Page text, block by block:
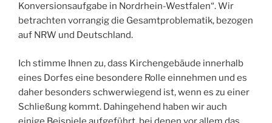
Konversionsaufgabe in Nordrhein-Westfalen“. Wir
betrachten vorrangig die Gesamtproblematik, bezogen
auf NRW und Deutschland.
Ich stimme Ihnen zu, dass Kirchengebäude innerhalb
eines Dorfes eine besondere Rolle einnehmen und es
daher besonders schwerwiegend ist, wenn es zu einer
Schließung kommt. Dahingehend haben wir auch